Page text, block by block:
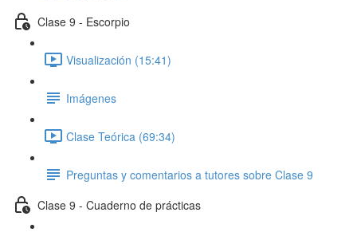
Clase 9 - Escorpio
Visualización (15:41)
Imágenes
Clase Teórica (69:34)
Preguntas y comentarios a tutores sobre Clase 9
Clase 9 - Cuaderno de prácticas